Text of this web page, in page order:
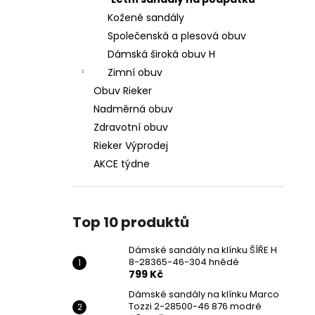
Kožené sandály
Společenská a plesová obuv
Dámská široká obuv H
Zimní obuv
Obuv Rieker
Nadměrná obuv
Zdravotní obuv
Rieker Výprodej
AKCE týdne
Top 10 produktů
Dámské sandály na klínku ŠÍŘE H
8-28365-46-304 hnědé
799 Kč
Dámské sandály na klínku Marco
Tozzi 2-28500-46 876 modré
DÁMSKÉ SANDÁLY NA KLÍNKU ŠÍŘE H 8-
28365-46-304 HNĚDÉ
799 Kč
Původně: 1 699 Kč